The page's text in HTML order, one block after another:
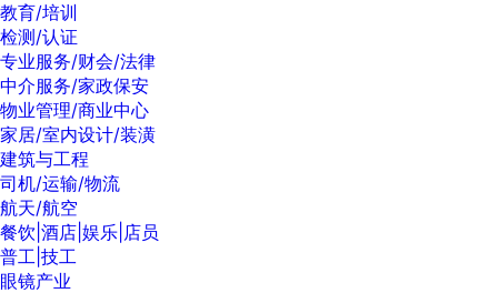
教育/培训
检测/认证
专业服务/财会/法律
中介服务/家政保安
物业管理/商业中心
家居/室内设计/装潢
建筑与工程
司机/运输/物流
航天/航空
餐饮|酒店|娱乐|店员
普工|技工
眼镜产业